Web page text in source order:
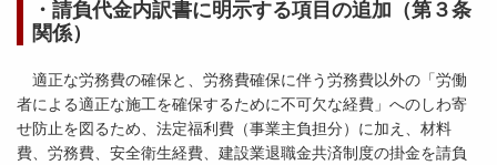
・請負代金内訳書に明示する項目の追加（第３条
関係）
適正な労務費の確保と、労務費確保に伴う労務費以外の「労働
者による適正な施工を確保するために不可欠な経費」へのしわ寄
せ防止を図るため、法定福利費（事業主負担分）に加え、材料
費、労務費、安全衛生経費、建設業退職金共済制度の掛金を請負